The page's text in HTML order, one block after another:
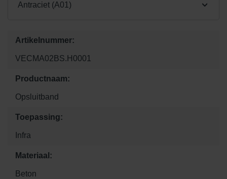
Antraciet (A01)
Artikelnummer:
VECMA02BS.H0001
Productnaam:
Opsluitband
Toepassing:
Infra
Materiaal:
Beton